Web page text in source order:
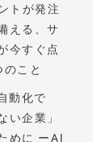
トが発注
える、サ
今すぐ点
こと
動化で
い企業」
めに ーAI